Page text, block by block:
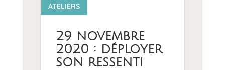
29 novembre
2020 : déployer
son ressenti
ATELIERS
12 1